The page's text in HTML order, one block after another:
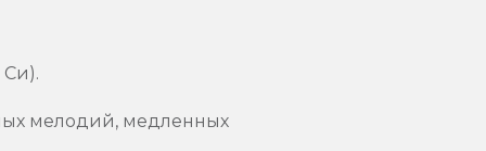
Си).
мелодий, медленных